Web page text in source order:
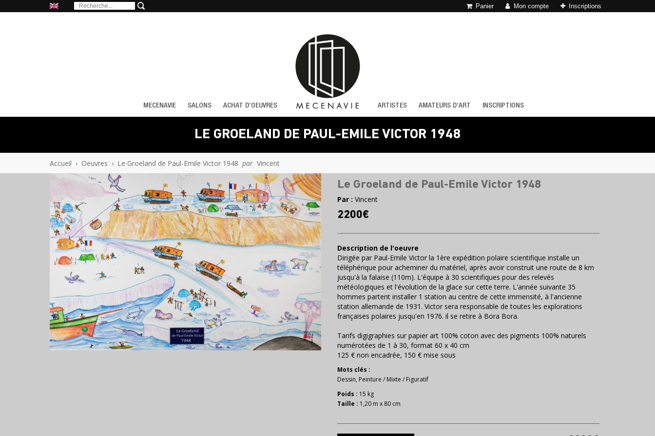
Panier Mon compte Inscriptions
ACHAT D’OEUVRES
SALONS
MECENAVIE ARTISTES AMATEURS D’ART INSCRIPTIONS
LE GROELAND DE PAUL-EMILE VICTOR 1948
Accueil › Oeuvres › Le Groeland de Paul-Emile Victor 1948 par Vincent
Le Groeland de Paul-Emile Victor 1948
Par : Vincent
2200€
Description de l'oeuvre
Dirigée par Paul-Emile Victor la 1ère expédition polaire scientifique installe un
téléphérique pour acheminer du matériel, après avoir construit une route de 8 km
jusqu'à la falaise (110m). L'équipe à 30 scientifiques pour des relevés
météologiques et l'évolution de la glace sur cette terre. L'année suivante 35
hommes partent installer 1 station au centre de cette immensité, à l'ancienne
station allemande de 1931. Victor sera responsable de toutes les explorations
françaises polaires jusqu'en 1976. il se retire à Bora Bora.
Tarifs digigraphies sur papier art 100% coton avec des pigments 100% naturels
numérotées de 1 à 30, format 60 x 40 cm
125 € non encadrée, 150 € mise sous
Mots clés :
Dessin, Peinture / Mixte / Figuratif
Poids : 15 kg
Taille : 1,20 m x 80 cm